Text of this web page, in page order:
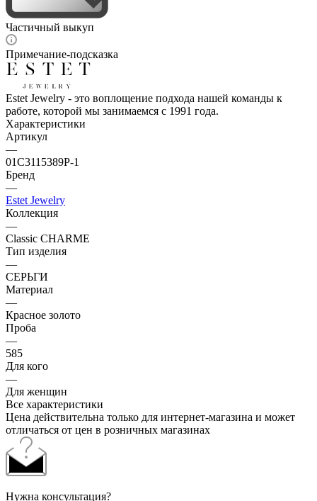
Частичный выкуп
Примечание-подсказка
Estet Jewelry - это воплощение подхода нашей команды к
работе, которой мы занимаемся с 1991 года.
Характеристики
Артикул
—
01С3115389Р-1
Бренд
—
Estet Jewelry
Коллекция
—
Classic CHARME
Тип изделия
—
СЕРЬГИ
Материал
—
Красное золото
Проба
—
585
Для кого
—
Для женщин
Все характеристики
Цена действительна только для интернет-магазина и может
отличаться от цен в розничных магазинах
Нужна консультация?